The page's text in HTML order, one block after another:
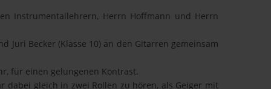
Instrumentallehrern, Herrn Hoffmann und Herrn
Juri Becker (Klasse 10) an den Gitarren gemeinsam
für einen gelungenen Kontrast.
dabei gleich in zwei Rollen zu hören, als Geiger mit